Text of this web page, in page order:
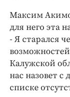
Максим
для него эта
- Я старался
Калужской
нас назовет с
списке